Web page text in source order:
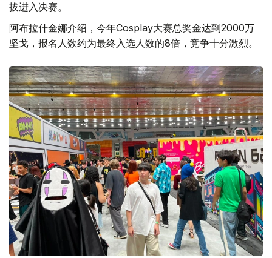
拔进入决赛。
阿布拉什金娜介绍，今年Cosplay大赛总奖金达到2000万
坚戈，报名人数约为最终入选人数的8倍，竞争十分激烈。